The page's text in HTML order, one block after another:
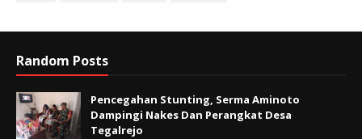
Random Posts
Pencegahan Stunting, Serma Aminoto
Dampingi Nakes Dan Perangkat Desa
Tegalrejo